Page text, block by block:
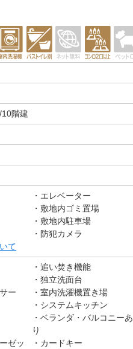
階建
エレベーター
敷地内ゴミ置場
敷地内駐車場
防犯カメラ
て
追い焚き機能
独立洗面台
ー
室内洗濯機置き場
システムキッチン
ベランダ・バルコニーあ
り
ゼッ
カードキー